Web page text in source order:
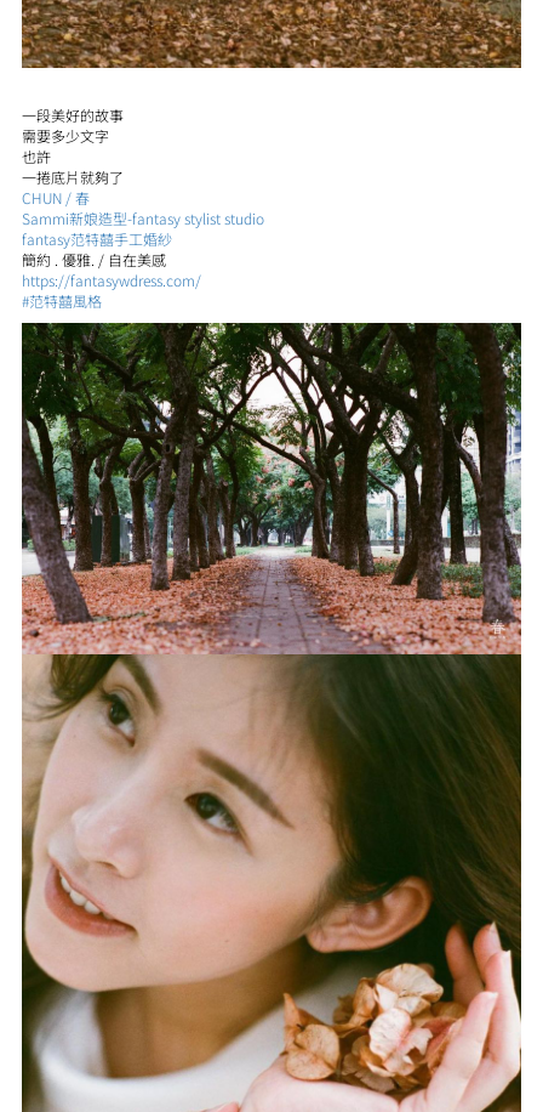
一段美好的故事
需要多少文字
也許
一捲底片就夠了
CHUN / 春
Sammi新娘造型-fantasy stylist studio
fantasy范特囍手工婚紗
簡約 . 優雅. / 自在美感
https://fantasywdress.com/
#范特囍風格